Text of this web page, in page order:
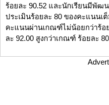
ร้อยละ 90.52 และนักเรียนมีพัฒ
ประเมินร้อยละ 80 ของคะแนนเ
คะแนนผ่านเกณฑ์ไม่น้อยกว่าร้อ
ละ 92.00 สูงกว่าเกณฑ์ ร้อยละ